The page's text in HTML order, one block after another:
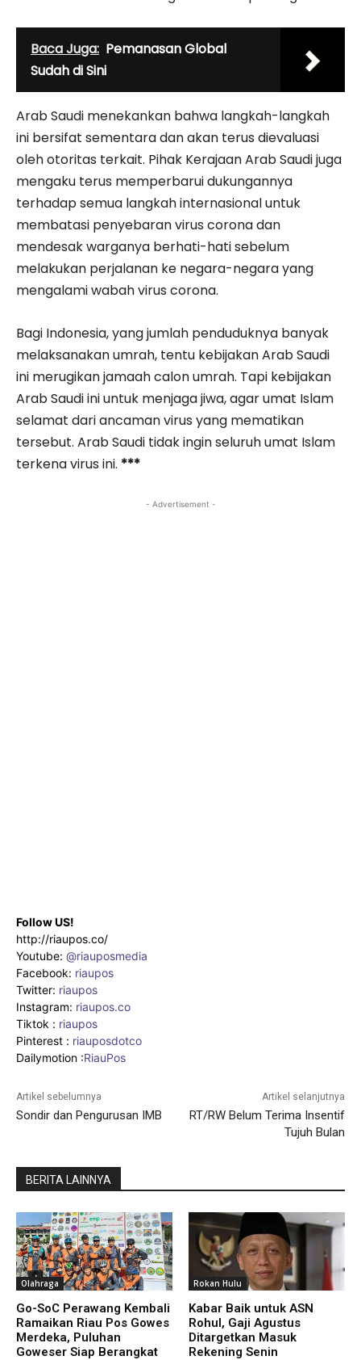
Baca Juga: Pemanasan Global
Sudah di Sini
Arab Saudi menekankan bahwa langkah-langkah
ini bersifat sementara dan akan terus dievaluasi
oleh otoritas terkait. Pihak Kerajaan Arab Saudi juga
mengaku terus memperbarui dukungannya
terhadap semua langkah internasional untuk
membatasi penyebaran virus corona dan
mendesak warganya berhati-hati sebelum
melakukan perjalanan ke negara-negara yang
mengalami wabah virus corona.
Bagi Indonesia, yang jumlah penduduknya banyak
melaksanakan umrah, tentu kebijakan Arab Saudi
ini merugikan jamaah calon umrah. Tapi kebijakan
Arab Saudi ini untuk menjaga jiwa, agar umat Islam
selamat dari ancaman virus yang mematikan
tersebut. Arab Saudi tidak ingin seluruh umat Islam
terkena virus ini. ***
- Advertisement -
Follow US!
http://riaupos.co/
Youtube: @riauposmedia
Facebook: riaupos
Twitter: riaupos
Instagram: riaupos.co
Tiktok : riaupos
Pinterest : riauposdotco
Dailymotion :RiauPos
Artikel sebelumnya
Sondir dan Pengurusan IMB
Artikel selanjutnya
RT/RW Belum Terima Insentif
Tujuh Bulan
BERITA LAINNYA
Olahraga
Go-SoC Perawang Kembali
Ramaikan Riau Pos Gowes
Merdeka, Puluhan
Goweser Siap Berangkat
Rokan Hulu
Kabar Baik untuk ASN
Rohul, Gaji Agustus
Ditargetkan Masuk
Rekening Senin